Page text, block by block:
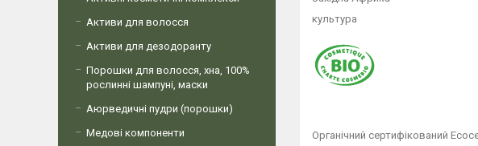
культура
Органічний сертифікований
Активи для волосся
Активи для дезодоранту
Порошки для волосся, хна, 100%
рослинні шампуні, маски
Аюрведичні пудри (порошки)
Медові компоненти